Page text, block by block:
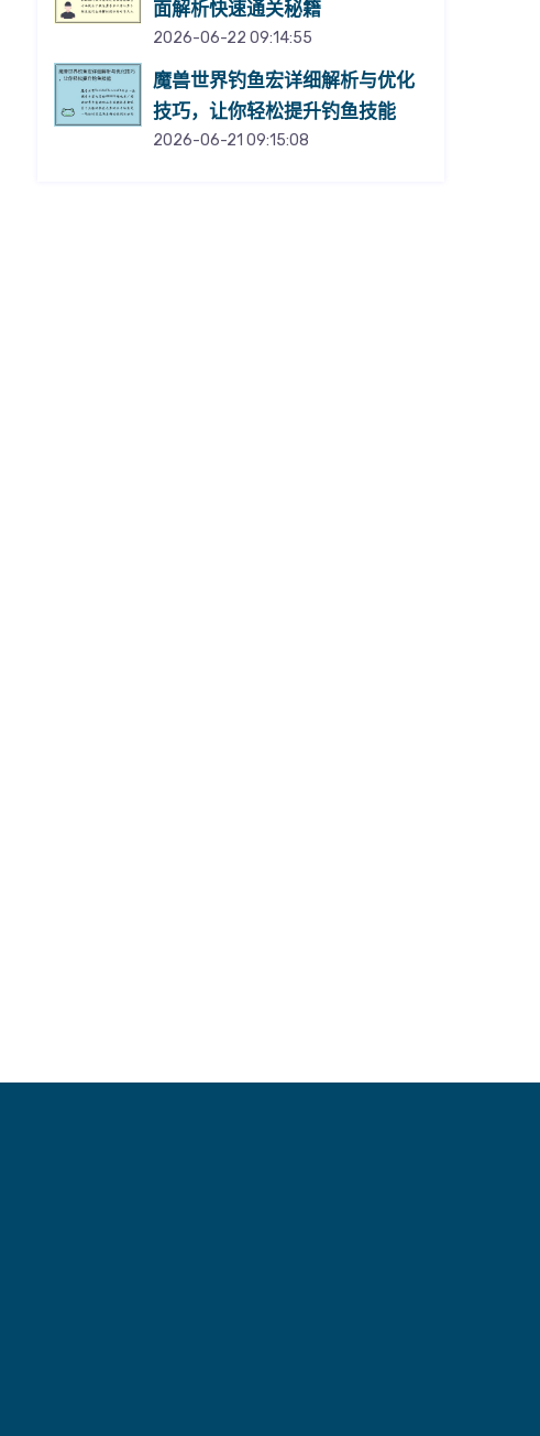
面解析快速通关秘籍
2026-06-22 09:14:55
魔兽世界钓鱼宏详细解析与优化
技巧，让你轻松提升钓鱼技能
2026-06-21 09:15:08